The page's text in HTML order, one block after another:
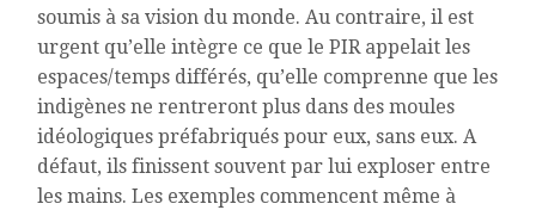
soumis à sa vision du monde. Au contraire, il est
urgent qu’elle intègre ce que le PIR appelait les
espaces/temps différés, qu’elle comprenne que les
indigènes ne rentreront plus dans des moules
idéologiques préfabriqués pour eux, sans eux. A
défaut, ils finissent souvent par lui exploser entre
les mains. Les exemples commencent même à